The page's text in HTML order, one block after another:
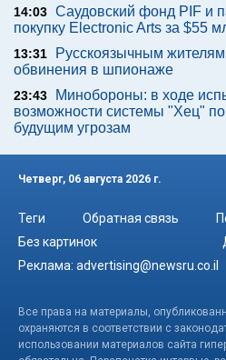
14:03 Саудовский фонд PIF и
покупку Electronic Arts за $55
13:31
Русскоязычным
обвинения в шпионаже
23:43
Минобороны: в ходе
возможности системы "Хец"
будущим угрозам
Четверг, 06 августа 2026 г.
Теги Обратная связь
Без картинок
Реклама: advertising@newsru.co.il
Все права на материалы,
охраняются в соответствии с
использовании материалов сайта